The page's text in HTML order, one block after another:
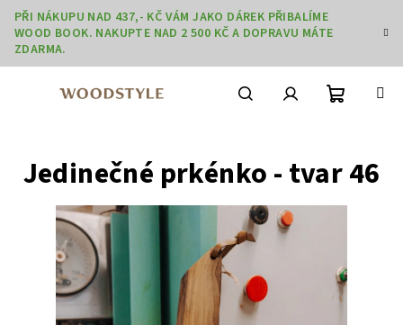
Přejít
obsah
PŘI NÁKUPU NAD 437,- KČ VÁM JAKO DÁREK PŘIBALÍME
WOOD BOOK. NAKUPTE NAD 2 500 KČ A DOPRAVU MÁTE
ZDARMA.
košík
Jedinečné prkénko - tvar 46